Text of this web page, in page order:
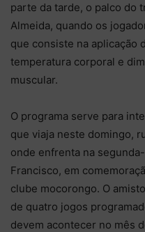
parte da tarde, o palco do
Almeida, quando os
que consiste na aplicação
temperatura corporal e
muscular.
O programa serve para
que viaja neste domingo,
onde enfrenta na
Francisco, em
clube mocorongo. O
de quatro jogos
devem acontecer no mês